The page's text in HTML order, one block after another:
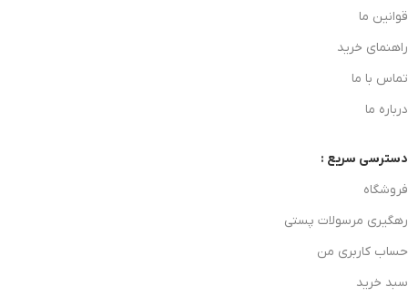
قوانین ما
راهنمای خرید
تماس با ما
درباره ما
دسترسی سریع :
فروشگاه
رهگیری مرسولات پستی
حساب کاربری من
سبد خرید